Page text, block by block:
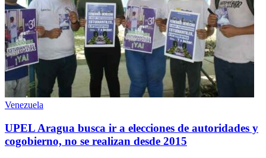
Venezuela
UPEL Aragua busca ir a elecciones de autoridades y
cogobierno, no se realizan desde 2015